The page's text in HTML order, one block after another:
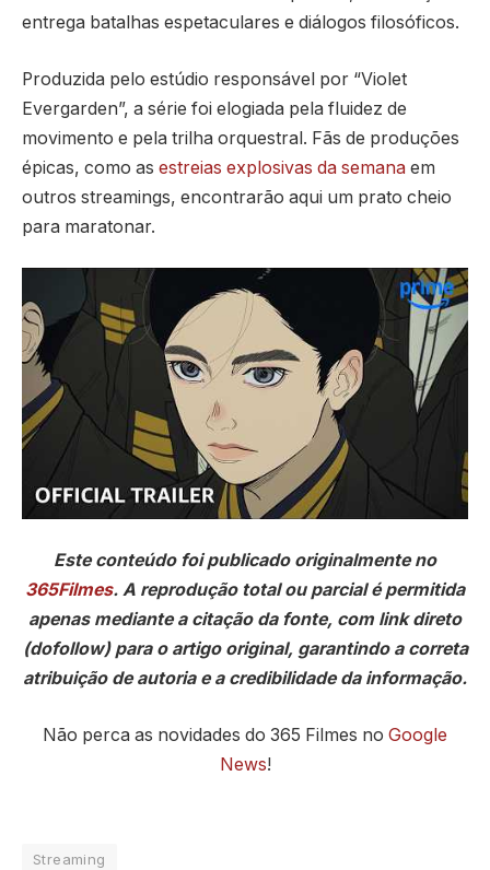
entrega batalhas espetaculares e diálogos filosóficos.
Produzida pelo estúdio responsável por “Violet
Evergarden”, a série foi elogiada pela fluidez de
movimento e pela trilha orquestral. Fãs de produções
épicas, como as estreias explosivas da semana em
outros streamings, encontrarão aqui um prato cheio
para maratonar.
Este conteúdo foi publicado originalmente no
365Filmes. A reprodução total ou parcial é permitida
apenas mediante a citação da fonte, com link direto
(dofollow) para o artigo original, garantindo a correta
atribuição de autoria e a credibilidade da informação.
Não perca as novidades do 365 Filmes no Google
News!
Streaming